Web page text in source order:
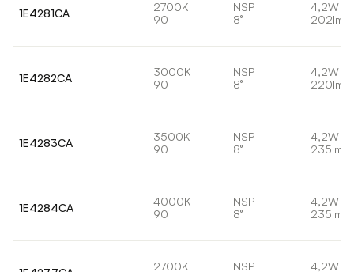
1E4281CA
2700K
90
NSP
8°
4,2W
202lm
1E4282CA
3000K
90
NSP
8°
4,2W
220lm
1E4283CA
3500K
90
NSP
8°
4,2W
235lm
1E4284CA
4000K
90
NSP
8°
4,2W
235lm
2700K
NSP
4,2W